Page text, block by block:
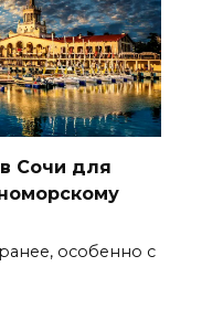
Сочи для
особенно с